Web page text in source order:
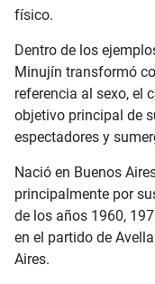
físico.
Dentro de los
Minujín transformó
referencia al sexo, el
objetivo principal de
espectadores y
Nació en Buenos
principalmente por
de los años 1960,
en el partido de
Aires.